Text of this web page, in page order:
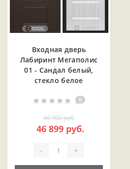
Входная дверь
Лабиринт Мегаполис
01 - Сандал белый,
стекло белое
0
46 900 руб.
46 899 руб.
- +